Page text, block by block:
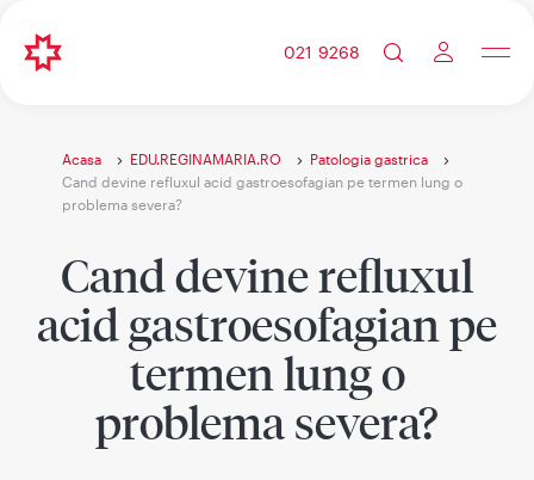
021 9268
Acasa EDU.REGINAMARIA.RO
Patologia gastrica
Cand devine refluxul acid gastroesofagian pe termen lung o
problema severa?
Cand devine refluxul
acid gastroesofagian pe
termen lung o
problema severa?